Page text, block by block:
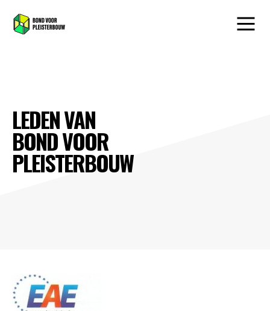
LEDEN VAN
BOND VOOR
PLEISTERBOUW